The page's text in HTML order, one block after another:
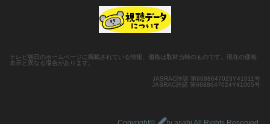
テレビ朝日のホームページに掲載されている情報、価格は取材当時のものです。現在の価格
表示と異なる場合があります。
JASRAC許諾 第6688647023Y41011号
JASRAC許諾 第6688647024Y41005号